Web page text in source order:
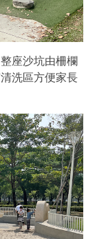
座沙坑由柵欄
洗區方便家長